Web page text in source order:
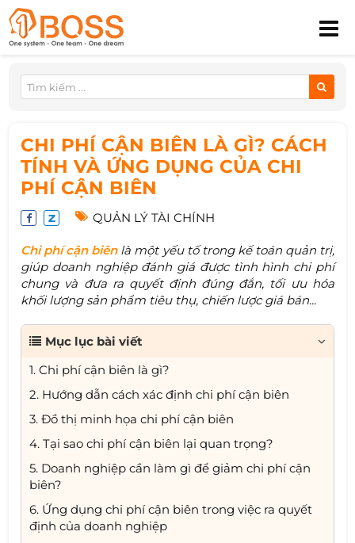
CHI PHÍ CẬN BIÊN LÀ GÌ? CÁCH
TÍNH VÀ ỨNG DỤNG CỦA CHI
PHÍ CẬN BIÊN
QUẢN LÝ TÀI CHÍNH
Chi phí cận biênlà một yếu tố trong kế toán quản trị,
giúp doanh nghiệp đánh giá được tình hình chi phí
chung và đưa ra quyết định đúng đắn, tối ưu hóa
khối lượng sản phẩm tiêu thụ, chiến lược giá bán...
Mục lục bài viết
1. Chi phí cận biên là gì?
2. Hướng dẫn cách xác định chi phí cận biên
3. Đồ thị minh họa chi phí cận biên
4. Tại sao chi phí cận biên lại quan trọng?
5. Doanh nghiệp cần làm gì để giảm chi phí cận
biên?
6. Ứng dụng chi phí cận biên trong việc ra quyết
định của doanh nghiệp